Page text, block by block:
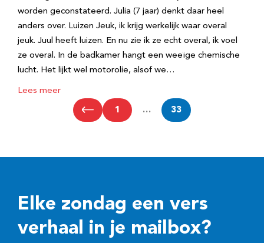
worden geconstateerd. Julia (7 jaar) denkt daar heel
anders over. Luizen Jeuk, ik krijg werkelijk waar overal
jeuk. Juul heeft luizen. En nu zie ik ze echt overal, ik voel
ze overal. In de badkamer hangt een weeïge chemische
lucht. Het lijkt wel motorolie, alsof we…
Lees meer
1 … 33
Elke zondag een vers
verhaal in je mailbox?